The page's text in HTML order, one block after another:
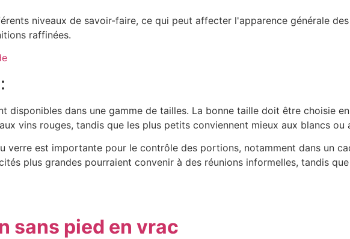
niveaux de savoir-faire, ce qui peut affecter l'apparence générale
raffinées.
:
disponibles dans une gamme de tailles. La bonne taille doit être choisie
vins rouges, tandis que les plus petits conviennent mieux aux blancs ou
verre est importante pour le contrôle des portions, notamment dans un
plus grandes pourraient convenir à des réunions informelles, tandis
sans pied en vrac